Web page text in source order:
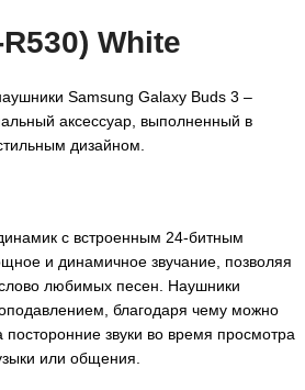
White
Samsung Galaxy Buds 3 –
аксессуар, выполненный в
дизайном.
c встроенным 24-битным
и динамичное звучание, позволяя
любимых песен. Наушники
благодаря чему можно
посторонние звуки во время просмотра
или общения.